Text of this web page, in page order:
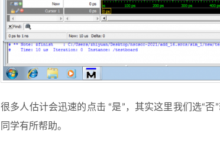
很多人估计会迅速的点击 “是”，其实这里我们选“
同学有所帮助。